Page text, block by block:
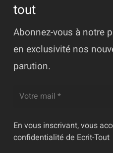
tout
Abonnez-vous à notre
en exclusivité nos
parution.
En vous inscrivant, vous
confidentialité de Ecrit-Tout